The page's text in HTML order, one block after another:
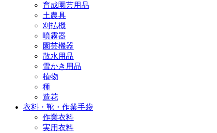
育成園芸用品
土農具
刈払機
噴霧器
園芸機器
散水用品
雪かき用品
植物
種
造花
衣料・靴・作業手袋
作業衣料
実用衣料